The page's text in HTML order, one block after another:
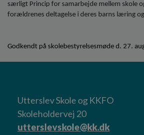
særligt Princip for samarbejde mellem skole
forældrenes deltagelse i deres barns læring
Godkendt på skolebestyrelsesmøde d. 27.
Utterslev Skole og KKFO
Skoleholdervej 20
utterslevskole@kk.dk